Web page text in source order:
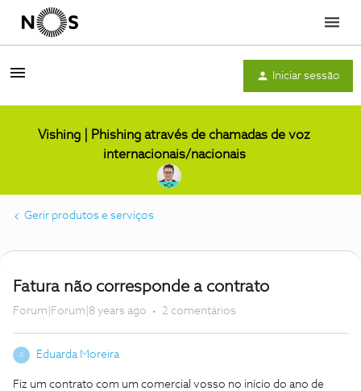
Menu
Iniciar sessão
Vishing | Phishing através de chamadas de voz
internacionais/nacionais
Gerir produtos e serviços
Fatura não corresponde a contrato
Forum|Forum|8 years ago 2 comentários
E Eduarda Moreira
Fiz um contrato com um comercial vosso no início do ano de